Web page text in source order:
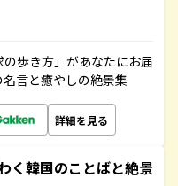
歩き方」があなたにお届
言と癒やしの絶景集
詳細を見る
く韓国のことばと絶景